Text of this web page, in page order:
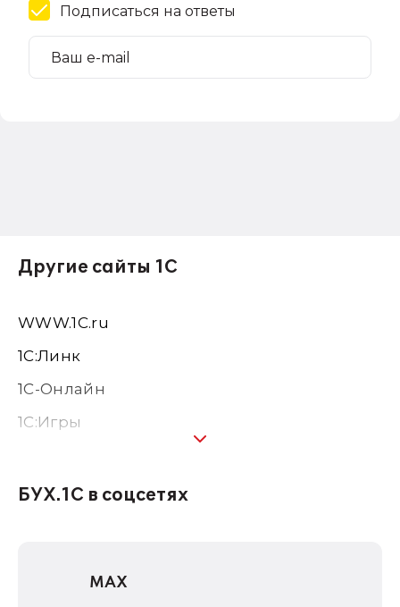
Подписаться на ответы
Другие сайты 1С
WWW.1С.ru
1С:Линк
1С-Онлайн
1C:Игры
1С:Консалтинг
1С:Дистрибьюция
БУХ.1С в соцсетях
MAX